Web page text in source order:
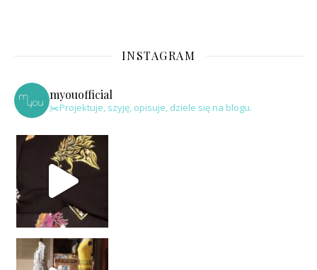
INSTAGRAM
myouofficial
✂️Projektuje, szyję, opisuje, dziele się na blogu.